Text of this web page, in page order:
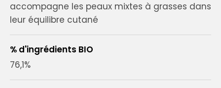
accompagne les peaux mixtes à grasses dans
leur équilibre cutané
% d'ingrédients BIO
76,1%